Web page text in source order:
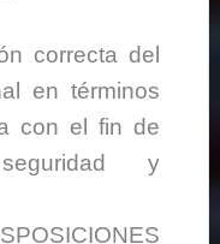
correcta del
en términos
con el fin de
y